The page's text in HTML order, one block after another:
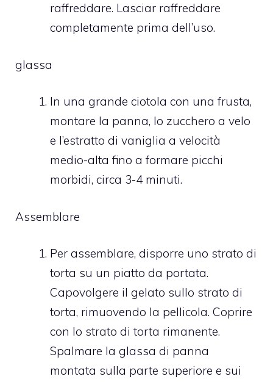
raffreddare. Lasciar raffreddare
completamente prima dell’uso.
glassa
In una grande ciotola con una frusta,
montare la panna, lo zucchero a velo
e l’estratto di vaniglia a velocità
medio-alta fino a formare picchi
morbidi, circa 3-4 minuti.
Assemblare
Per assemblare, disporre uno strato di
torta su un piatto da portata.
Capovolgere il gelato sullo strato di
torta, rimuovendo la pellicola. Coprire
con lo strato di torta rimanente.
Spalmare la glassa di panna
montata sulla parte superiore e sui